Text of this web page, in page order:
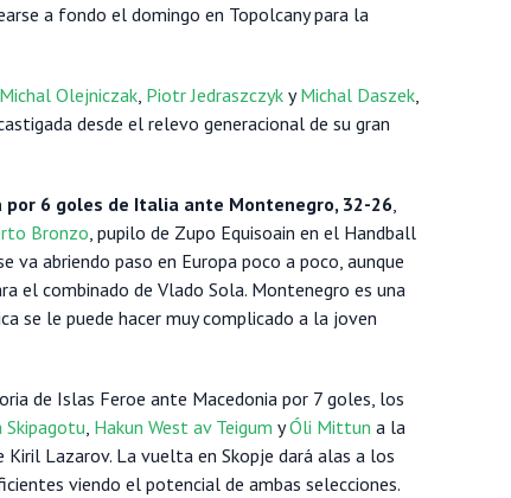
a fondo el domingo en Topolcany para la
Michal Olejniczak, Piotr Jedraszczyk yMichal Daszek,
desde el relevo generacional de su gran
por 6 goles de Italia ante Montenegro, 32-26,
Bronzo, pupilo de Zupo Equisoain en el Handball
va abriendo paso en Europa poco a poco, aunque
el combinado de Vlado Sola. Montenegro es una
se le puede hacer muy complicado a la joven
de Islas Feroe ante Macedonia por 7 goles, los
Skipagotu, Hakun West av Teigum yÓli Mittun a la
Lazarov. La vuelta en Skopje dará alas a los
viendo el potencial de ambas selecciones.